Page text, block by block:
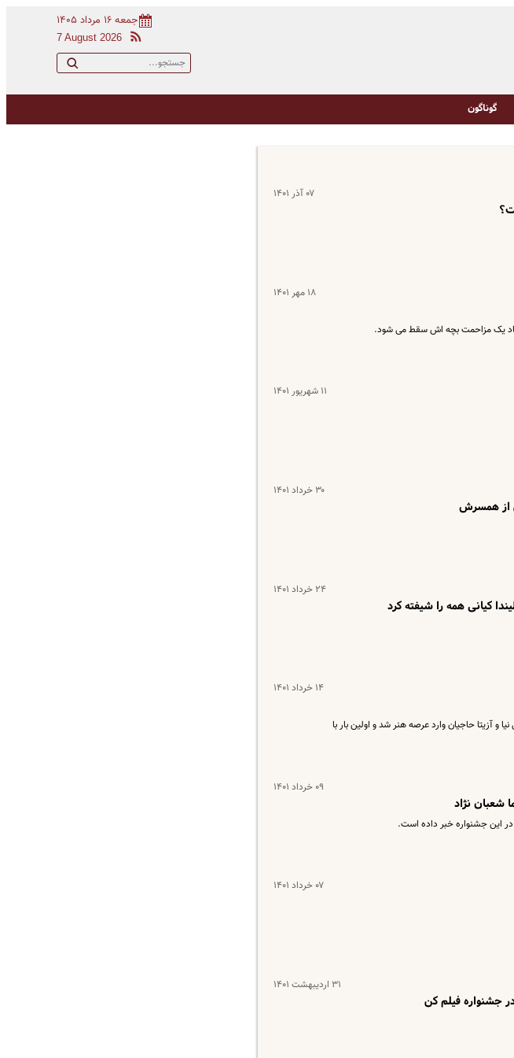
جمعه ۱۶ مرداد ۱۴۰۵
7 August 2026
گوناگون
۰۷ آذر ۱۴۰۱
۱۸ مهر ۱۴۰۱
یک مزاحمت بچه اش سقط می شود.
۱۱ شهریور ۱۴۰۱
۳۰ خرداد ۱۴۰۱
از همسرش
۲۴ خرداد ۱۴۰۱
کیانی همه را شیفته کرد
۱۴ خرداد ۱۴۰۱
آزیتا حاجیان وارد عرصه هنر شد و اولین بار با
۰۹ خرداد ۱۴۰۱
شعبان نژاد
۰۷ خرداد ۱۴۰۱
۳۱ اردیبهشت ۱۴۰۱
جشنواره فیلم کن